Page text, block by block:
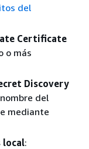
del
Certificate
o más
Discovery
del
mediante
local: